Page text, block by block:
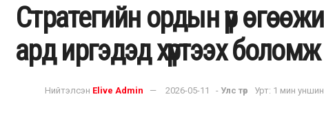
Стратегийн ордын үр
ард иргэдэд хүртээх
Нийтэлсэн Elive Admin 2026-05-11 - Улс төр Урт: 1 мин